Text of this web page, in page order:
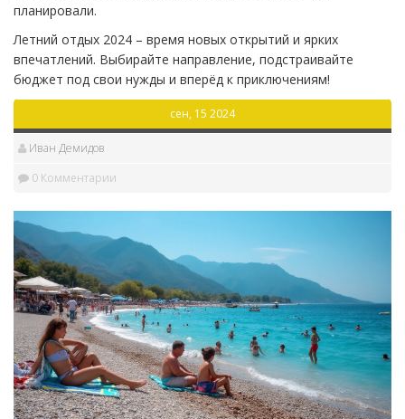
планировали.
Летний отдых 2024 – время новых открытий и ярких
впечатлений. Выбирайте направление, подстраивайте
бюджет под свои нужды и вперёд к приключениям!
сен, 15 2024
Иван Демидов
0 Комментарии